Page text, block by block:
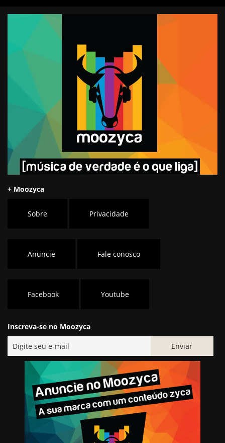
+ Moozyca
Sobre Privacidade
Anuncie Fale conosco
Facebook Youtube
Inscreva-se no Moozyca